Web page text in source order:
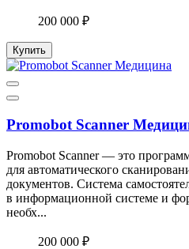
200 000 ₽
Купить
Promobot Scanner
Promobot Scanner — это
для автоматического
документов. Система
в информационной системе и
необх...
200 000 ₽